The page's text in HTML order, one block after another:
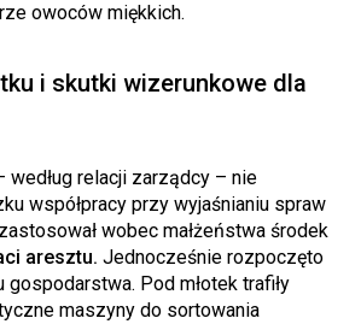
owoców miękkich.
i skutki wizerunkowe dla
według relacji zarządcy – nie
współpracy przy wyjaśnianiu spraw
wobec małżeństwa środek
aresztu. Jednocześnie rozpoczęto
Pod młotek trafiły
maszyny do sortowania